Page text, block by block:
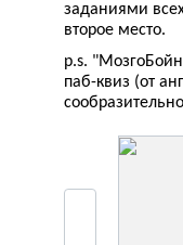
заданиями
второе место.
p.s.
паб-квиз (от